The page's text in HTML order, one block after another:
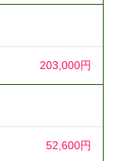
203,000円
52,600円